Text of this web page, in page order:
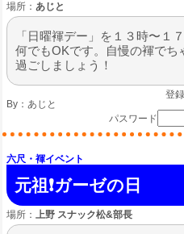
場所： あじと
「日曜褌デー」を１３時〜１
何でもOKです。自慢の褌でち
過ごしましょう！
登
By： あじと
パスワード
六尺・褌イベント
元祖❗ガーゼの日
場所： 上野 スナック松&部長